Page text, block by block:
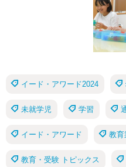
イード・アワード2024
未就学児 学習
イード・アワード 教育
教育・受験 トピックス